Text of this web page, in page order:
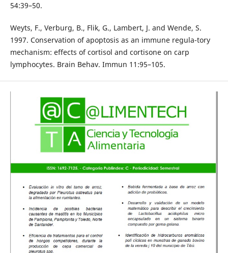
54:39–50.
Weyts, F., Verburg, B., Flik, G., Lambert, J. and Wende, S.
1997. Conservation of apoptosis as an immune regula-tory
mechanism: effects of cortisol and cortisone on carp
lymphocytes. Brain Behav. Immun 11:95–105.